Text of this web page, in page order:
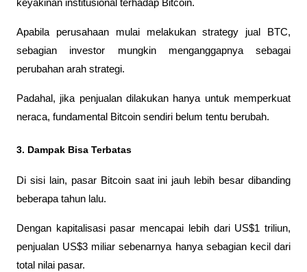
keyakinan institusional terhadap Bitcoin.
Apabila perusahaan mulai melakukan strategy jual BTC,
sebagian investor mungkin menganggapnya sebagai
perubahan arah strategi.
Padahal, jika penjualan dilakukan hanya untuk memperkuat
neraca, fundamental Bitcoin sendiri belum tentu berubah.
3. Dampak Bisa Terbatas
Di sisi lain, pasar Bitcoin saat ini jauh lebih besar dibanding
beberapa tahun lalu.
Dengan kapitalisasi pasar mencapai lebih dari US$1 triliun,
penjualan US$3 miliar sebenarnya hanya sebagian kecil dari
total nilai pasar.